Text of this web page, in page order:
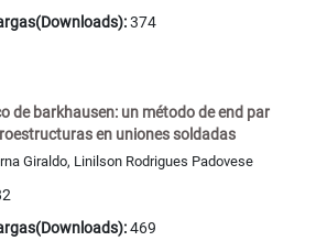
374
de barkhausen: un método de end par
en uniones soldadas
Giraldo, Linilson Rodrigues Padovese
469